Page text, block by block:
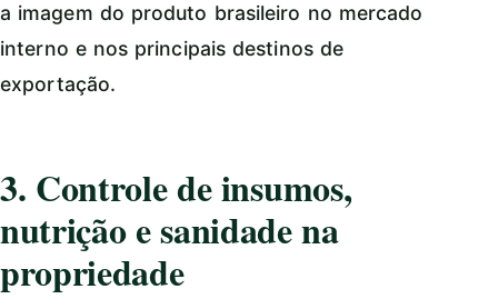
a imagem do produto brasileiro no mercado
interno e nos principais destinos de
exportação.
3. Controle de insumos,
nutrição e sanidade na
propriedade